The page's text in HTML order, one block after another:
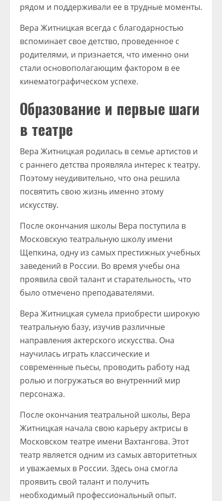
рядом и поддерживали ее в трудные моменты.
Вера Житницкая всегда с благодарностью
вспоминает свое детство, проведенное с
родителями, и признается, что именно они
стали основополагающим фактором в ее
кинематографическом успехе.
Образование и первые шаги
в театре
Вера Житницкая родилась в семье артистов и
с раннего детства проявляла интерес к театру.
Поэтому неудивительно, что она решила
посвятить свою жизнь именно этому
искусству.
После окончания школы Вера поступила в
Московскую театральную школу имени
Щепкина, одну из самых престижных учебных
заведений в России. Во время учебы она
проявила свой талант и старательность, что
было отмечено преподавателями.
Вера Житницкая сумела приобрести широкую
театральную базу, изучив различные
направления актерского искусства. Она
научилась играть классические и
современные пьесы, проводить работу над
ролью и погружаться во внутренний мир
персонажа.
После окончания театральной школы, Вера
Житницкая начала свою карьеру актрисы в
Московском театре имени Вахтангова. Этот
театр является одним из самых авторитетных
и уважаемых в России. Здесь она смогла
проявить свой талант и получить
необходимый профессиональный опыт.